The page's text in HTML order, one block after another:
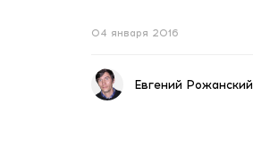
04 января 2016
Евгений Рожанский